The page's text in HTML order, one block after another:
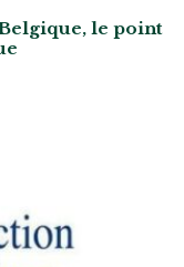
le point